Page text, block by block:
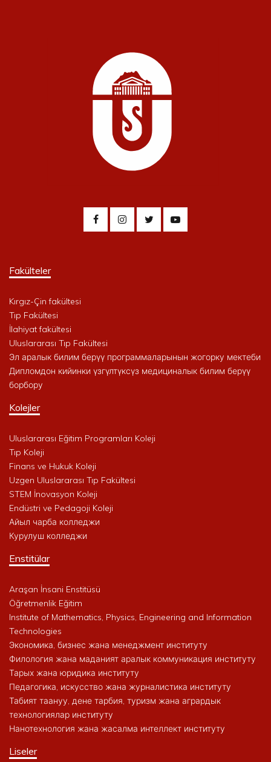
Fakülteler
Kırgız-Çin fakültesi
Tıp Fakültesi
İlahiyat fakültesi
Uluslararası Tıp Fakültesi
Эл аралык билим берүү программаларынын жогорку мектеби
Дипломдон кийинки үзгүлтүксүз медициналык билим берүү
борбору
Kolejler
Uluslararası Eğitim Programları Koleji
Tıp Koleji
Finans ve Hukuk Koleji
Uzgen Uluslararası Tıp Fakültesi
STEM İnovasyon Koleji
Endüstri ve Pedagoji Koleji
Айыл чарба колледжи
Курулуш колледжи
Enstitülar
Araşan İnsani Enstitüsü
Öğretmenlik Eğitim
Institute of Mathematics, Physics, Engineering and Information
Technologies
Экономика, бизнес жана менеджмент институту
Филология жана маданият аралык коммуникация институту
Тарых жана юридика институту
Педагогика, искусство жана журналистика институту
Табият таануу, дене тарбия, туризм жана агрардык
технологиялар институту
Нанотехнология жана жасалма интеллект институту
Liseler